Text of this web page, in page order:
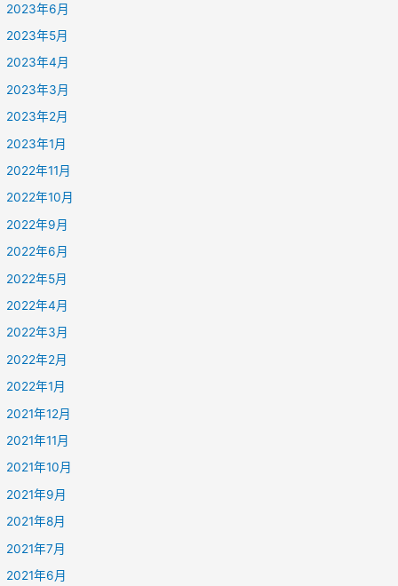
2023年6月
2023年5月
2023年4月
2023年3月
2023年2月
2023年1月
2022年11月
2022年10月
2022年9月
2022年6月
2022年5月
2022年4月
2022年3月
2022年2月
2022年1月
2021年12月
2021年11月
2021年10月
2021年9月
2021年8月
2021年7月
2021年6月